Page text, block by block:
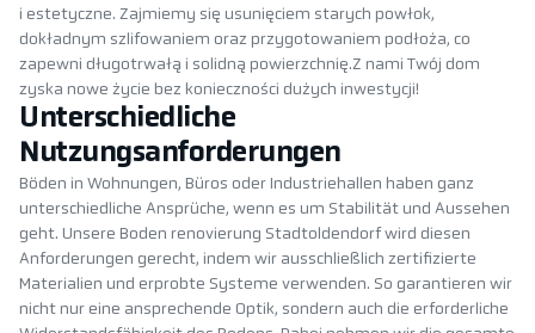
i estetyczne. Zajmiemy się usunięciem starych powłok,
dokładnym szlifowaniem oraz przygotowaniem podłoża, co
zapewni długotrwałą i solidną powierzchnię.Z nami Twój dom
zyska nowe życie bez konieczności dużych inwestycji!
Unterschiedliche
Nutzungsanforderungen
Böden in Wohnungen, Büros oder Industriehallen haben ganz
unterschiedliche Ansprüche, wenn es um Stabilität und Aussehen
geht. Unsere Boden renovierung Stadtoldendorf wird diesen
Anforderungen gerecht, indem wir ausschließlich zertifizierte
Materialien und erprobte Systeme verwenden. So garantieren wir
nicht nur eine ansprechende Optik, sondern auch die erforderliche